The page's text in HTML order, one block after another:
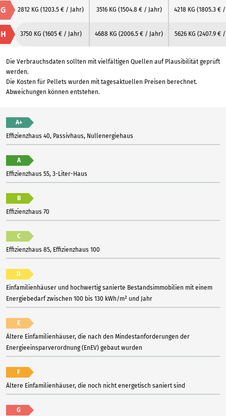
G 2812 KG (1203.5 € / Jahr) 3516 KG (1504.8 € / Jahr) 4218 KG (1805.3 €
H 3750 KG (1605 € / Jahr) 4688 KG (2006.5 € / Jahr) 5626 KG (2407.9 €
Die Verbrauchsdaten sollten mit vielfältigen Quellen auf Plausibilität geprüft
werden.
Die Kosten für Pellets wurden mit tagesaktuellen Preisen berechnet.
Abweichungen können entstehen.
A+
Effizienzhaus 40, Passivhaus, Nullenergiehaus
A
Effizienzhaus 55, 3-Liter-Haus
B
Effizienzhaus 70
C
Effizienzhaus 85, Effizienzhaus 100
D
Einfamilienhäuser und hochwertig sanierte Bestandsimmobilien mit einem
Energiebedarf zwischen 100 bis 130 kWh/m² und Jahr
E
Ältere Einfamilienhäuser, die nach den Mindestanforderungen der
Energieeinsparverordnung (EnEV) gebaut wurden
F
Ältere Einfamilienhäuser, die noch nicht energetisch saniert sind
G